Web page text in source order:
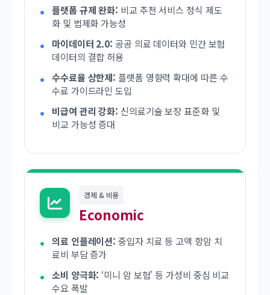
플랫폼 규제 완화: 비교 추천 서비스 정식 제도
화 및 법제화 가능성
마이데이터 2.0: 공공 의료 데이터와 민간 보험
데이터의 결합 허용
수수료율 상한제: 플랫폼 영향력 확대에 따른 수
수료 가이드라인 도입
비급여 관리 강화: 신의료기술 보장 표준화 및
비교 가능성 증대
경제 & 비용
Economic
의료 인플레이션: 중입자 치료 등 고액 항암 치
료비 부담 증가
소비 양극화: ‘미니 암 보험’ 등 가성비 중심 비교
수요 폭발